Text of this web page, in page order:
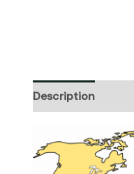
Description